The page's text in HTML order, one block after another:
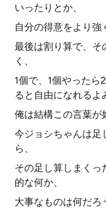
いったりとか、
自分の得意をより強
最後は割り算で、そ
く、
1個で、1個やった
ると自由になれるよ
俺は結構この言葉が
今ジョシちゃんは足
ら、
その足し算しまくっ
的な何か、
大事なものは何だろ